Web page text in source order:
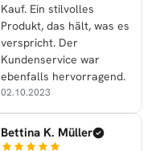
Kauf. Ein stilvolles
Produkt, das hält, was es
verspricht. Der
Kundenservice war
ebenfalls hervorragend.
02.10.2023
Bettina K. Müller